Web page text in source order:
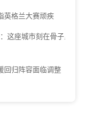
英格兰大赛顽疾
这座城市刻在骨子里
回归阵容面临调整